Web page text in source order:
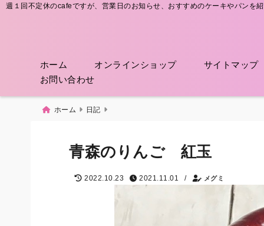
週１回不定休のcafeですが、営業日のお知らせ、おすすめのケーキやパンを
ホーム オンラインショップ
サイトマップ
お問い合わせ
ホーム 日記
青森のりんご 紅玉
2022.10.23 2021.11.01 / メグミ